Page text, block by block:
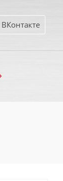
ВКонтакте